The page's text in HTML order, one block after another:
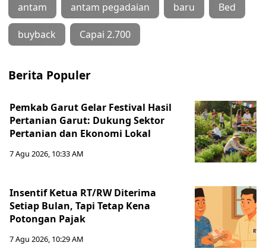
antam antam pegadaian baru Bed
buyback Capai 2.700
Berita Populer
Pemkab Garut Gelar Festival Hasil
Pertanian Garut: Dukung Sektor
Pertanian dan Ekonomi Lokal
7 Agu 2026, 10:33 AM
Insentif Ketua RT/RW Diterima
Setiap Bulan, Tapi Tetap Kena
Potongan Pajak
7 Agu 2026, 10:29 AM